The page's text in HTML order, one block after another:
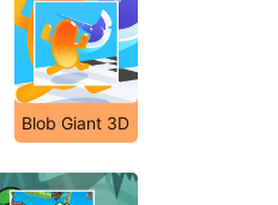
Blob Giant 3D